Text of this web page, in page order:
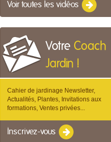
Voir toutes les vidéos
Votre Coach
Jardin !
Cahier de jardinage Newsletter,
Actualités, Plantes, Invitations aux
formations, Ventes privées...
Inscrivez-vous